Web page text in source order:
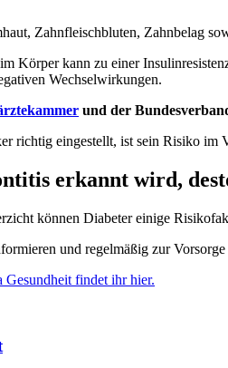
Zahnfleischbluten, Zahnbelag
Körper kann zu einer
Wechselwirkungen.
und der
richtig eingestellt, ist sein Risiko im
erkannt wird,
können Diabeter einige
und regelmäßig zur Vorsorge
Gesundheit findet ihr hier.